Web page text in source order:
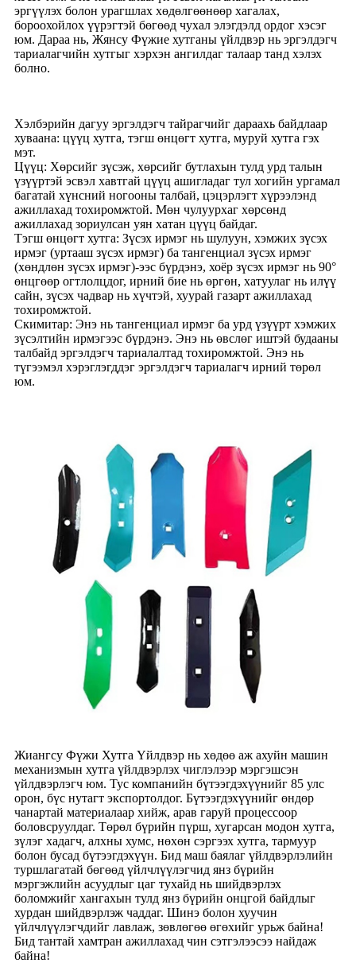
эргүүлэх болон урагшлах хөдөлгөөнөөр хагалах,
бороохойлох үүрэгтэй бөгөөд чухал элэгдэлд ордог хэсэг
юм. Дараа нь, Жянсу Фүжие хутганы үйлдвэр нь эргэлдэгч
тариалагчийн хутгыг хэрхэн ангилдаг талаар танд хэлэх
болно.
Хэлбэрийн дагуу эргэлдэгч тайрагчийг дараахь байдлаар
хуваана: цүүц хутга, тэгш өнцөгт хутга, муруй хутга гэх
мэт.
Цүүц: Хөрсийг зүсэж, хөрсийг бутлахын тулд урд талын
үзүүртэй эсвэл хавтгай цүүц ашигладаг тул хогийн ургамал
багатай хүнсний ногооны талбай, цэцэрлэгт хүрээлэнд
ажиллахад тохиромжтой. Мөн чулуурхаг хөрсөнд
ажиллахад зориулсан уян хатан цүүц байдаг.
Тэгш өнцөгт хутга: Зүсэх ирмэг нь шулуун, хэмжих зүсэх
ирмэг (уртааш зүсэх ирмэг) ба тангенциал зүсэх ирмэг
(хөндлөн зүсэх ирмэг)-ээс бүрдэнэ, хоёр зүсэх ирмэг нь 90°
өнцгөөр огтлолцдог, ирний бие нь өргөн, хатуулаг нь илүү
сайн, зүсэх чадвар нь хүчтэй, хуурай газарт ажиллахад
тохиромжтой.
Скимитар: Энэ нь тангенциал ирмэг ба урд үзүүрт хэмжих
зүсэлтийн ирмэгээс бүрдэнэ. Энэ нь өвслөг иштэй будааны
талбайд эргэлдэгч тариалалтад тохиромжтой. Энэ нь
түгээмэл хэрэглэгддэг эргэлдэгч тариалагч ирний төрөл
юм.
Жиангсу Фүжи Хутга Үйлдвэр нь хөдөө аж ахуйн машин
механизмын хутга үйлдвэрлэх чиглэлээр мэргэшсэн
үйлдвэрлэгч юм. Тус компанийн бүтээгдэхүүнийг 85 улс
орон, бүс нутагт экспортолдог. Бүтээгдэхүүнийг өндөр
чанартай материалаар хийж, арав гаруй процессоор
боловсруулдаг. Төрөл бүрийн пүрш, хугарсан модон хутга,
зүлэг хадагч, алхны хумс, нөхөн сэргээх хутга, тармуур
болон бусад бүтээгдэхүүн. Бид маш баялаг үйлдвэрлэлийн
туршлагатай бөгөөд үйлчлүүлэгчид янз бүрийн
мэргэжлийн асуудлыг цаг тухайд нь шийдвэрлэх
боломжийг хангахын тулд янз бүрийн онцгой байдлыг
хурдан шийдвэрлэж чаддаг. Шинэ болон хуучин
үйлчлүүлэгчдийг лавлаж, зөвлөгөө өгөхийг урьж байна!
Бид тантай хамтран ажиллахад чин сэтгэлээсээ найдаж
байна!